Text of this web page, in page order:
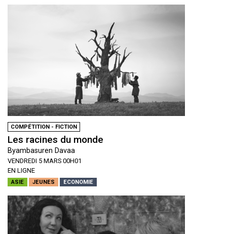
COMPÉTITION - FICTION
Les racines du monde
Byambasuren Davaa
VENDREDI 5 MARS 00H01
EN LIGNE
ASIE JEUNES ECONOMIE